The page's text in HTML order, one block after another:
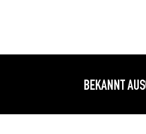
BEKANNT AUS